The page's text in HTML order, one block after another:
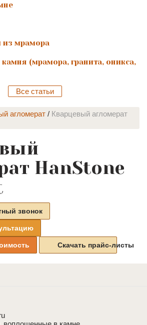
мрамора
(мрамора, гранита, оникса,
Все статьи
агломерат / Кварцевый агломерат
HanStone
звонок
Скачать прайс-листы